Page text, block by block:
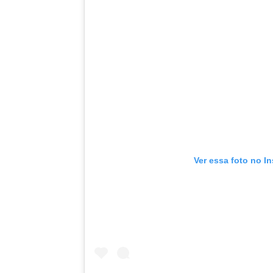
Ver essa foto no